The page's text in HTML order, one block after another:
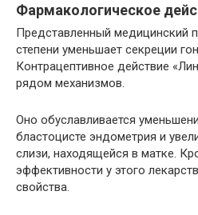
Фармакологическое
Представленный медицинский
степени уменьшает секреции
Контрацептивное действие
рядом механизмов.
Оно обуславливается
бластоцисте эндометрия и
слизи, находящейся в матке.
эффективности у этого
свойства.